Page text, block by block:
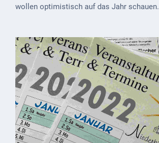
Defibrillatoren
Notfallnummern
Suche
Niederkirchen
bei
Social
Media
wollen optimistisch auf das Jahr schauen.